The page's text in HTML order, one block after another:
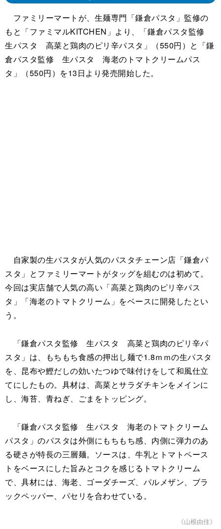
ファミリーマートが、生麺専門「鎌倉パスタ」監修の
もと「ファミマルKITCHEN」より、「鎌倉パスタ監修
生パスタ 高菜と鶏肉のピリ辛パスタ」（550円）と「鎌
倉パスタ監修 生パスタ 海老のトマトクリームパス
タ」（550円）を13日より発売開始した。
自家製の生パスタが人気のパスタチェーン店「鎌倉パ
スタ」とファミリーマートがタッグを組むのは初めて。
今回は実店舗で人気の高い「高菜と鶏肉のピリ辛パス
タ」「海老のトマトクリーム」をベースに開発したとい
う。
「鎌倉パスタ監修 生パスタ 高菜と鶏肉のピリ辛パ
スタ」は、もちもち食感の押出し麺で1.8ｍｍの生パスタ
を、昆布や鰹だしの効いたつゆで味付けをして和風仕立
てにしたもの。具材は、高菜とサラダチキンをメインに
し、海苔、青ねぎ、ごまをトッピング。
「鎌倉パスタ監修 生パスタ 海老のトマトクリーム
パスタ」のパスタは外側にもちもち感、内側に弾力のあ
る硬さが特長の三層麺。ソースは、牛乳とトマトペース
トをベースにした旨みとコクを感じるトマトクリーム
で、具材には、海老、ゴーダチーズ、パルメザン、ブラ
ックペッパー、パセリを合わせている。
《山根由佳》